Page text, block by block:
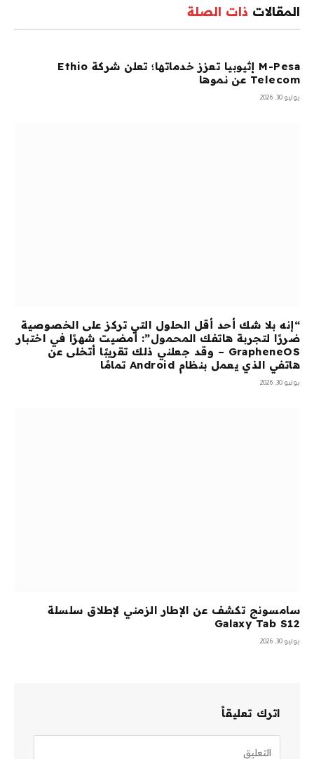
المقالات ذات الصلة
M-Pesa إثيوبيا تعزز خدماتها؛ تعلن شركة Ethio
Telecom عن نموها
يوليو 30, 2026
“إنه بلا شك أحد أقل الحلول التي تركز على الخصوصية
ضررًا لتجربة هاتفك المحمول”: أمضيت شهرًا في اختبار
GrapheneOS – وقد جعلني ذلك تقريبًا أتخلى عن
هاتفي الذي يعمل بنظام Android تمامًا
يوليو 30, 2026
سامسونج تكشف عن الإطار الزمني لإطلاق سلسلة
Galaxy Tab S12
يوليو 30, 2026
اترك تعليقاً